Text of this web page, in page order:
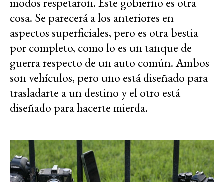
cosa. Se parecerá a los anteriores en
aspectos superficiales, pero es otra bestia
por completo, como lo es un tanque de
guerra respecto de un auto común. Ambos
son vehículos, pero uno está diseñado para
trasladarte a un destino y el otro está
diseñado para hacerte mierda.